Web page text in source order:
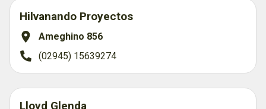
Hilvanando Proyectos
Ameghino 856
(02945) 15639274
Lloyd Glenda